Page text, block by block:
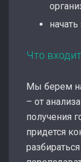
Что
Мы берем
– от
получения
придется